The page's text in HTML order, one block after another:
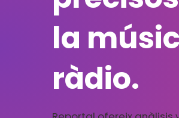
la
ràdio.